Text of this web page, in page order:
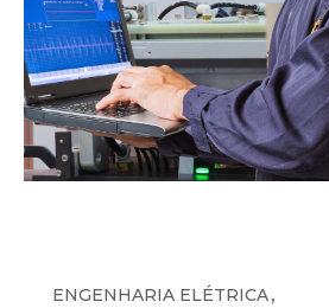
ENGENHARIA ELÉTRICA,